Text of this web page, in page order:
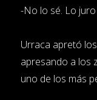
-No lo sé. Lo
Urraca apretó
apresando a los
uno de los más